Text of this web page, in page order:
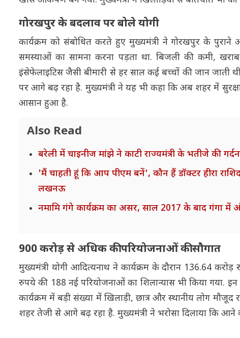
गोरखपुर के बदलाव पर बोले योगी
कार्यक्रम को संबोधित करते हुए मुख्यमंत्री ने गोरखपुर के
समस्याओं का सामना करना पड़ता था. बिजली की कमी,
इंसेफेलाइटिस जैसी बीमारी से हर साल कई बच्चों की जान
पर आगे बढ़ रहा है. मुख्यमंत्री ने यह भी कहा कि अब शहर में
आसान हुआ है.
Also Read
बरेली में चाइनीज मांझे ने काटी राज्यमंत्री के भतीजे की
'मैं चाहती हूं कि आप पीएम बनें', कौन हैं डॉक्टर हीरा
लखनऊ
नमामि गंगे कार्यक्रम का असर, साल 2017 के बाद गंगा में
900 करोड़ से अधिक की परियोजनाओं की सौगात
मुख्यमंत्री योगी आदित्यनाथ ने कार्यक्रम के दौरान 136.64
रुपये की 188 नई परियोजनाओं का शिलान्यास भी किया गया.
कार्यक्रम में बड़ी संख्या में खिलाड़ी, छात्र और स्थानीय लोग
शहर तेजी से आगे बढ़ रहा है. मुख्यमंत्री ने भरोसा दिलाया कि